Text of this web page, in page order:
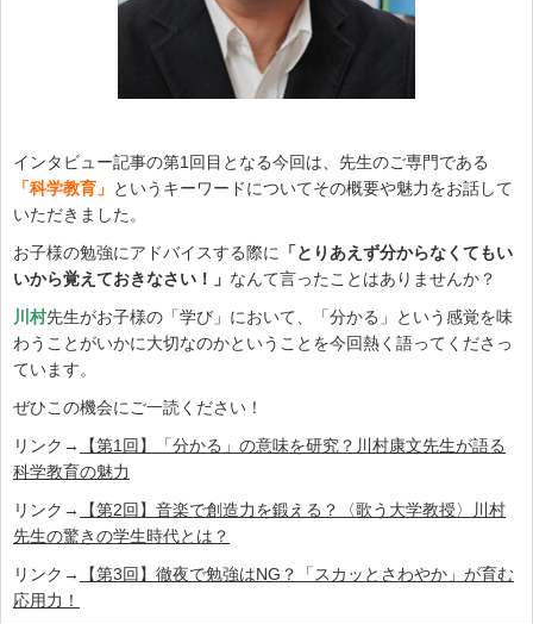
インタビュー記事の第1回目となる今回は、先生のご専門である
「科学教育」 というキーワードについてその概要や魅力をお話して
いただきました。
お子様の勉強にアドバイスする際に 「とりあえず分からなくてもい
いから覚えておきなさい！」 なんて言ったことはありませんか？
川村先生がお子様の「学び」において、「分かる」という感覚を味
わうことがいかに大切なのかということを今回熱く語ってくださっ
ています。
ぜひこの機会にご一読ください！
リンク→
【第1回】「分かる」の意味を研究？川村康文先生が語る
科学教育の魅力
リンク→
【第2回】音楽で創造力を鍛える？〈歌う大学教授〉川村
先生の驚きの学生時代とは？
リンク→
【第3回】徹夜で勉強はNG？「スカッとさわやか」が育む
応用力！